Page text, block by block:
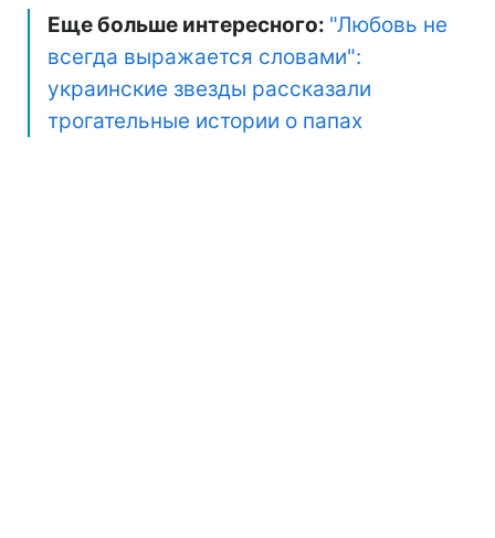
Еще больше интересного: "Любовь не
всегда выражается словами":
украинские звезды рассказали
трогательные истории о папах